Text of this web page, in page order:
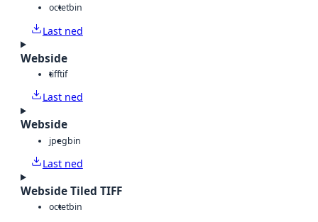
octetbin
Last ned
Webside
tifftif
Last ned
Webside
jpegbin
Last ned
Webside Tiled TIFF
octetbin